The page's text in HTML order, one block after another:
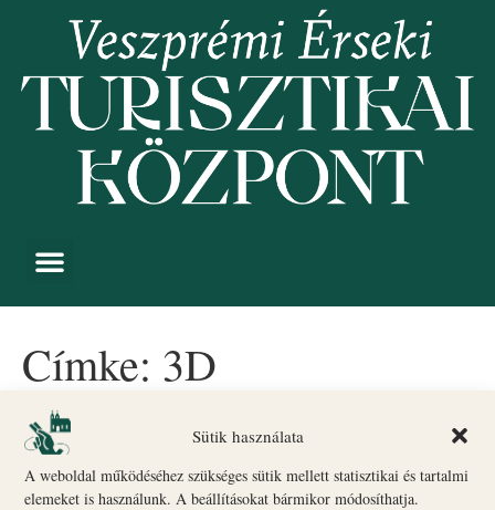
Sütik használata
A weboldal működéséhez szükséges sütik mellett statisztikai és tartalmi
elemeket is használunk. A beállításokat bármikor módosíthatja.
Címke: 3D
Bővült a Work in Progress
kiállítás a Körmendy Házban!